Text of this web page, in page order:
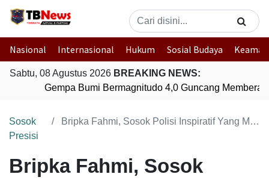
Nasional Internasional Hukum Sosial Budaya
Sabtu, 08 Agustus 2026 BREAKING NEWS:
Gempa Bumi Bermagnitudo 4,0 Guncang
Sosok
Presisi
Bripka Fahmi, Sosok Polisi Inspiratif Yang Mengasuh 35 Anak Yatim Piatu
Bripka Fahmi, Sosok